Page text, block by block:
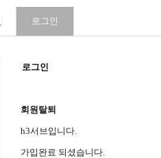
로그인
로그인
회원탈퇴
h3서브입니다.
가입완료 되셨습니다.